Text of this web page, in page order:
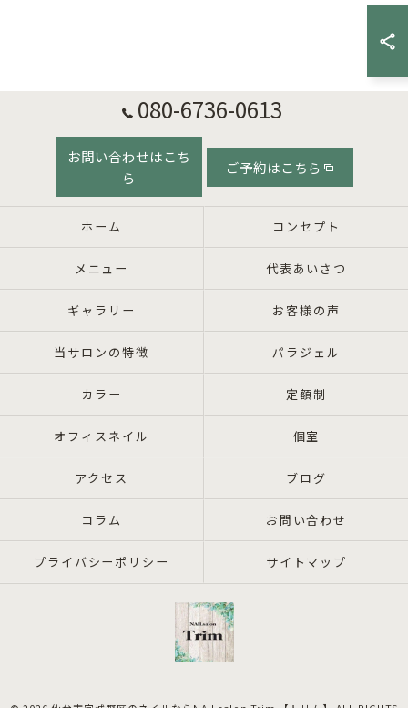
080-6736-0613
お問い合わせはこち
ら
ご予約はこちら
ホーム コンセプト
メニュー 代表あいさつ
ギャラリー お客様の声
当サロンの特徴 パラジェル
カラー 定額制
オフィスネイル 個室
アクセス ブログ
コラム お問い合わせ
プライバシーポリシー サイトマップ